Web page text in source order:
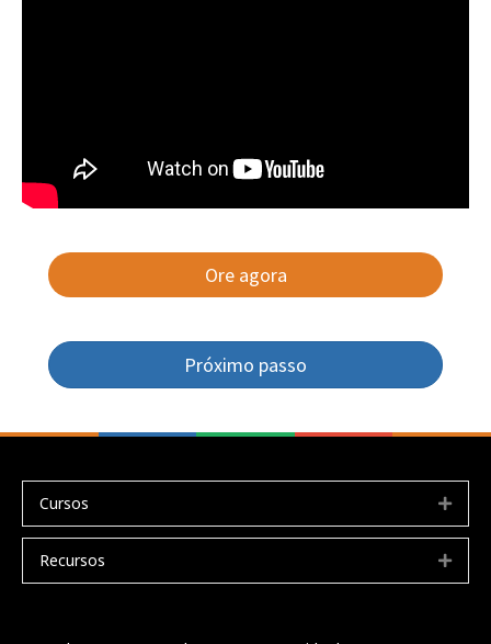
Ore agora
Próximo passo
Cursos
Recursos